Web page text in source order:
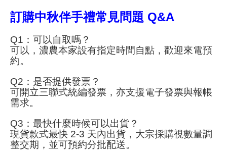
訂購中秋伴手禮常見問題 Q&A
Q1：可以自取嗎？
可以，濃農本家設有指定時間自點，歡迎來電預
約。
Q2：是否提供發票？
可開立三聯式統編發票，亦支援電子發票與報帳
需求。
Q3：最快什麼時候可以出貨？
現貨款式最快 2-3 天內出貨，大宗採購視數量調
整交期，並可預約分批配送。